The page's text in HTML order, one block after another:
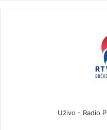
Uživo - Radio